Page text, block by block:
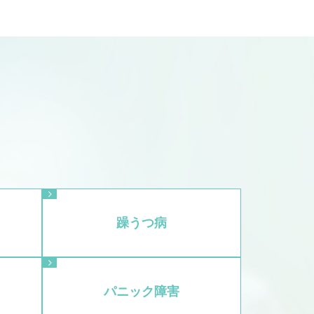
躁うつ病
パニック障害